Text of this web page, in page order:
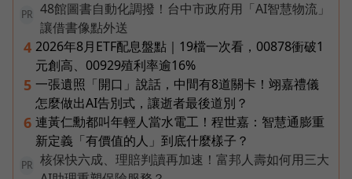
PR
48館圖書自動化調撥！台中市政府用「AI智慧物流」
讓借書像點外送
4 2026年8月ETF配息盤點｜19檔一次看，00878衝破1
元創高、00929殖利率逾16%
5 一張遺照「開口」說話，中間有8道關卡！翊嘉禮儀
怎麼做出AI告別式，讓逝者最後道別？
6 連黃仁勳都叫年輕人當水電工！程世嘉：智慧通膨重
新定義「有價值的人」到底什麼樣子？
PR
核保快六成、理賠判讀再加速！富邦人壽如何用三大